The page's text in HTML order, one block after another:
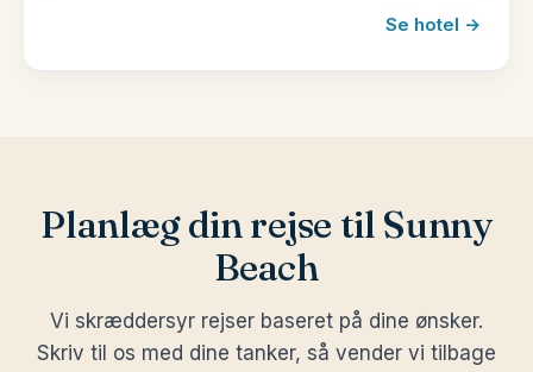
Se hotel →
Planlæg din rejse til Sunny
Beach
Vi skræddersyr rejser baseret på dine ønsker.
Skriv til os med dine tanker, så vender vi tilbage